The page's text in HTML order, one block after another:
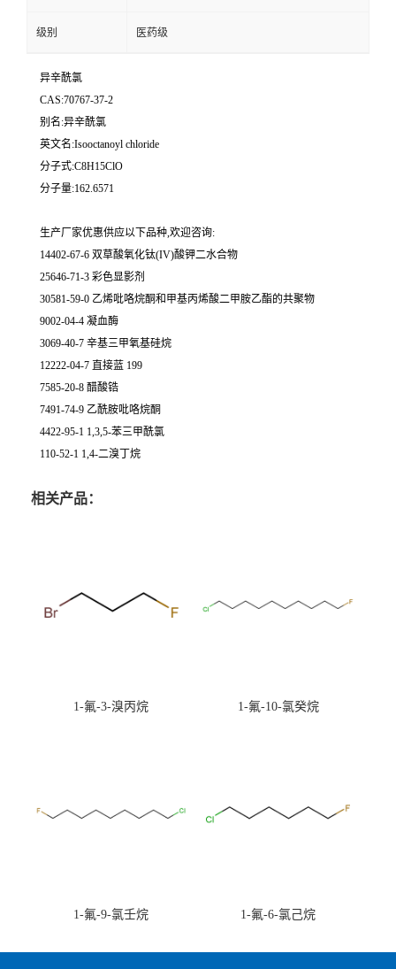
级别 医药级
异辛酰氯
CAS:70767-37-2
别名:异辛酰氯
英文名:Isooctanoyl chloride
分子式:C8H15ClO
分子量:162.6571
生产厂家优惠供应以下品种,欢迎咨询:
14402-67-6 双草酸氧化钛(IV)酸钾二水合物
25646-71-3 彩色显影剂
30581-59-0 乙烯吡咯烷酮和甲基丙烯酸二甲胺乙酯的共聚物
9002-04-4 凝血酶
3069-40-7 辛基三甲氧基硅烷
12222-04-7 直接蓝 199
7585-20-8 醋酸锆
7491-74-9 乙酰胺吡咯烷酮
4422-95-1 1,3,5-苯三甲酰氯
110-52-1 1,4-二溴丁烷
相关产品：
1-氟-3-溴丙烷 1-氟-10-氯癸烷
1-氟-9-氯壬烷 1-氟-6-氯己烷